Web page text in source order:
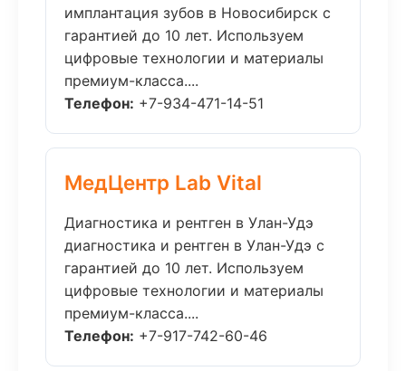
имплантация зубов в Новосибирск с
гарантией до 10 лет. Используем
цифровые технологии и материалы
премиум-класса....
Телефон: +7-934-471-14-51
МедЦентр Lab Vital
Диагностика и рентген в Улан-Удэ
диагностика и рентген в Улан-Удэ с
гарантией до 10 лет. Используем
цифровые технологии и материалы
премиум-класса....
Телефон: +7-917-742-60-46